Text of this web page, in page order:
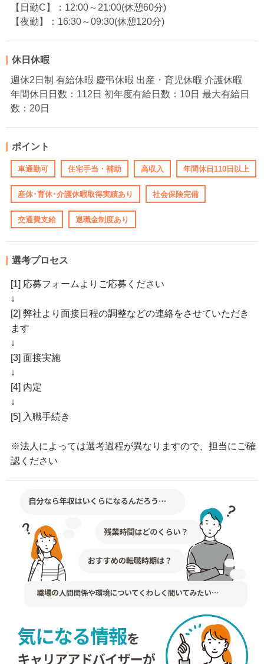
【日勤C】：12:00～21:00(休憩60分)
【夜勤】：16:30～09:30(休憩120分)
休日休暇
週休2日制 有給休暇 慶弔休暇 出産・育児休暇 介護休暇
年間休日日数：112日 初年度有給日数：10日 最大有給日
数：20日
ポイント
車通勤可 住宅手当・補助 高収入 年間休日110日以上
産休･育休･介護休暇取得実績あり 社会保険完備
交通費支給 退職金制度あり
選考プロセス
[1] 応募フォームよりご応募ください
↓
[2] 弊社より面接日程の調整などの連絡をさせていただき
ます
↓
[3] 面接実施
↓
[4] 内定
↓
[5] 入職手続き
※法人によっては選考過程が異なりますので、担当にご確
認ください